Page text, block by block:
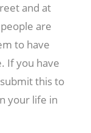
and at
are
to have
If you have
this to
your life in